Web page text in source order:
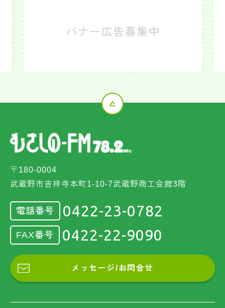
〒180-0004
武蔵野市吉祥寺本町1-10-7武蔵野商工会館3階
電話番号 0422-23-0782
FAX番号 0422-22-9090
メッセージ/お問合せ